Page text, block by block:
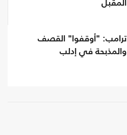
المقبل
ترامب: "أوقفوا" القصف
والمذبحة في إدلب